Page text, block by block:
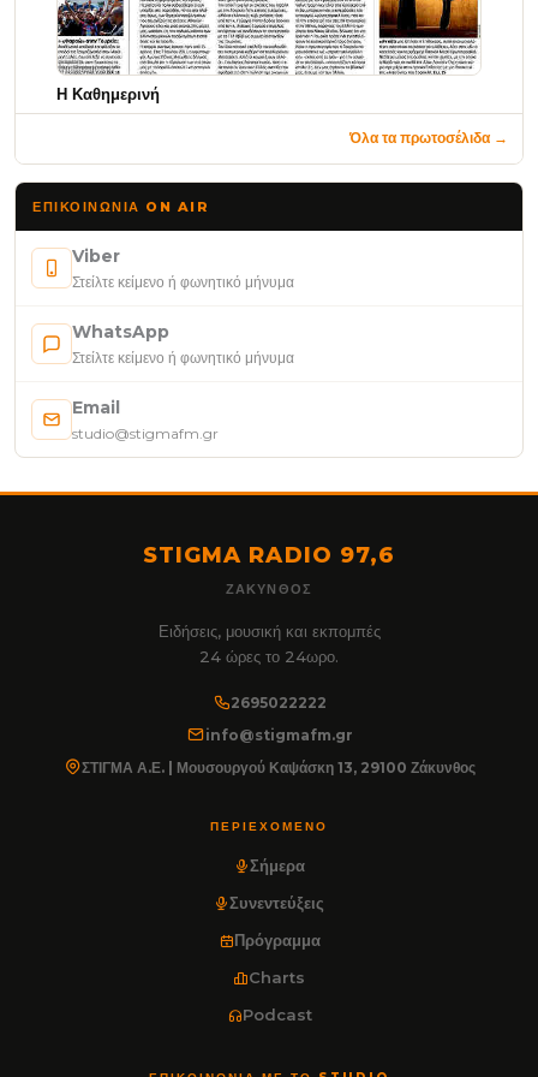
Η Καθημερινή
Όλα τα πρωτοσέλιδα →
ΕΠΙΚΟΙΝΩΝΊΑ ON AIR
Viber
Στείλτε κείμενο ή φωνητικό μήνυμα
WhatsApp
Στείλτε κείμενο ή φωνητικό μήνυμα
Email
studio@stigmafm.gr
STIGMA RADIO 97,6
ΖΆΚΥΝΘΟΣ
Ειδήσεις, μουσική και εκπομπές
24 ώρες το 24ωρο.
2695022222
info@stigmafm.gr
ΣΤΙΓΜΑ Α.Ε. | Μουσουργού Καψάσκη 13, 29100 Ζάκυνθος
ΠΕΡΙΕΧΌΜΕΝΟ
Σήμερα
Συνεντεύξεις
Πρόγραμμα
Charts
Podcast